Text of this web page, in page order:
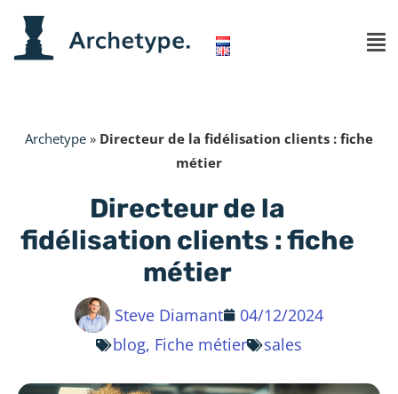
Archetype » Directeur de la fidélisation clients : fiche
métier
Directeur de la
fidélisation clients : fiche
métier
Steve Diamant
04/12/2024
blog, Fiche métier sales